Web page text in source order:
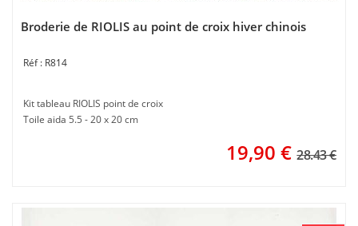
Broderie de RIOLIS au point de croix hiver chinois
R814
Kit tableau RIOLIS point de croix
Toile aida 5.5 - 20 x 20 cm
19,90 € 28.43 €